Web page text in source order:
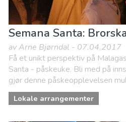
Semana Santa:
av Arne Bjørndal - 07.04.2017
Få et unikt perspektiv på
Santa - påskeuke. Bli med på
gjør denne påskeopplevelsen
Lokale arrangementer